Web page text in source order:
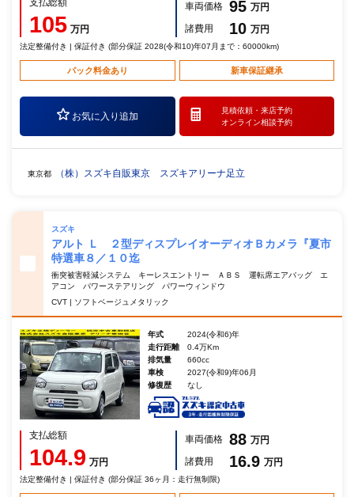
105 万円
車両価格 95 万円
諸費用
10 万円
法定整備付き | 保証付き (部分保証 2028(令和10)年07月まで：60000km)
パック料金あり 新車保証継承
お気に入り追加
見積依頼・ 来店予約
オンライン相談予約
東京都 （株）スズキ自販東京 スズキアリーナ足立
スズキ
アルト Ｌ ２型ディスプレイオーディオＢカメラ『夏市
特選車８／１０迄
衝突被害軽減システム キーレスエントリー ＡＢＳ 運転席エアバッグ エ
アコン パワーステアリング パワーウィンドウ
CVT | ソフトベージュメタリック
年式
2024(令和6)年
走行距離
0.4万Km
排気量
660cc
車検
2027(令和9)年06月
修復歴
なし
支払総額
104.9 万円
車両価格 88 万円
諸費用
16.9 万円
法定整備付き | 保証付き (部分保証 36ヶ月：走行無制限)